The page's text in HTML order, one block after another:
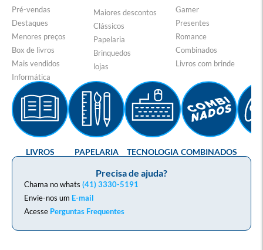
Pré-vendas
Destaques
Menores preços
Box de livros
Mais vendidos
Informática
Maiores descontos
Clássicos
Papelaria
Brinquedos
lojas
Gamer
Presentes
Romance
Combinados
Livros com brinde
Precisa de ajuda?
Chama no whats (41) 3330-5191
Envie-nos um E-mail
Acesse Perguntas Frequentes
LIVROS PAPELARIA TECNOLOGIA COMBINADOS